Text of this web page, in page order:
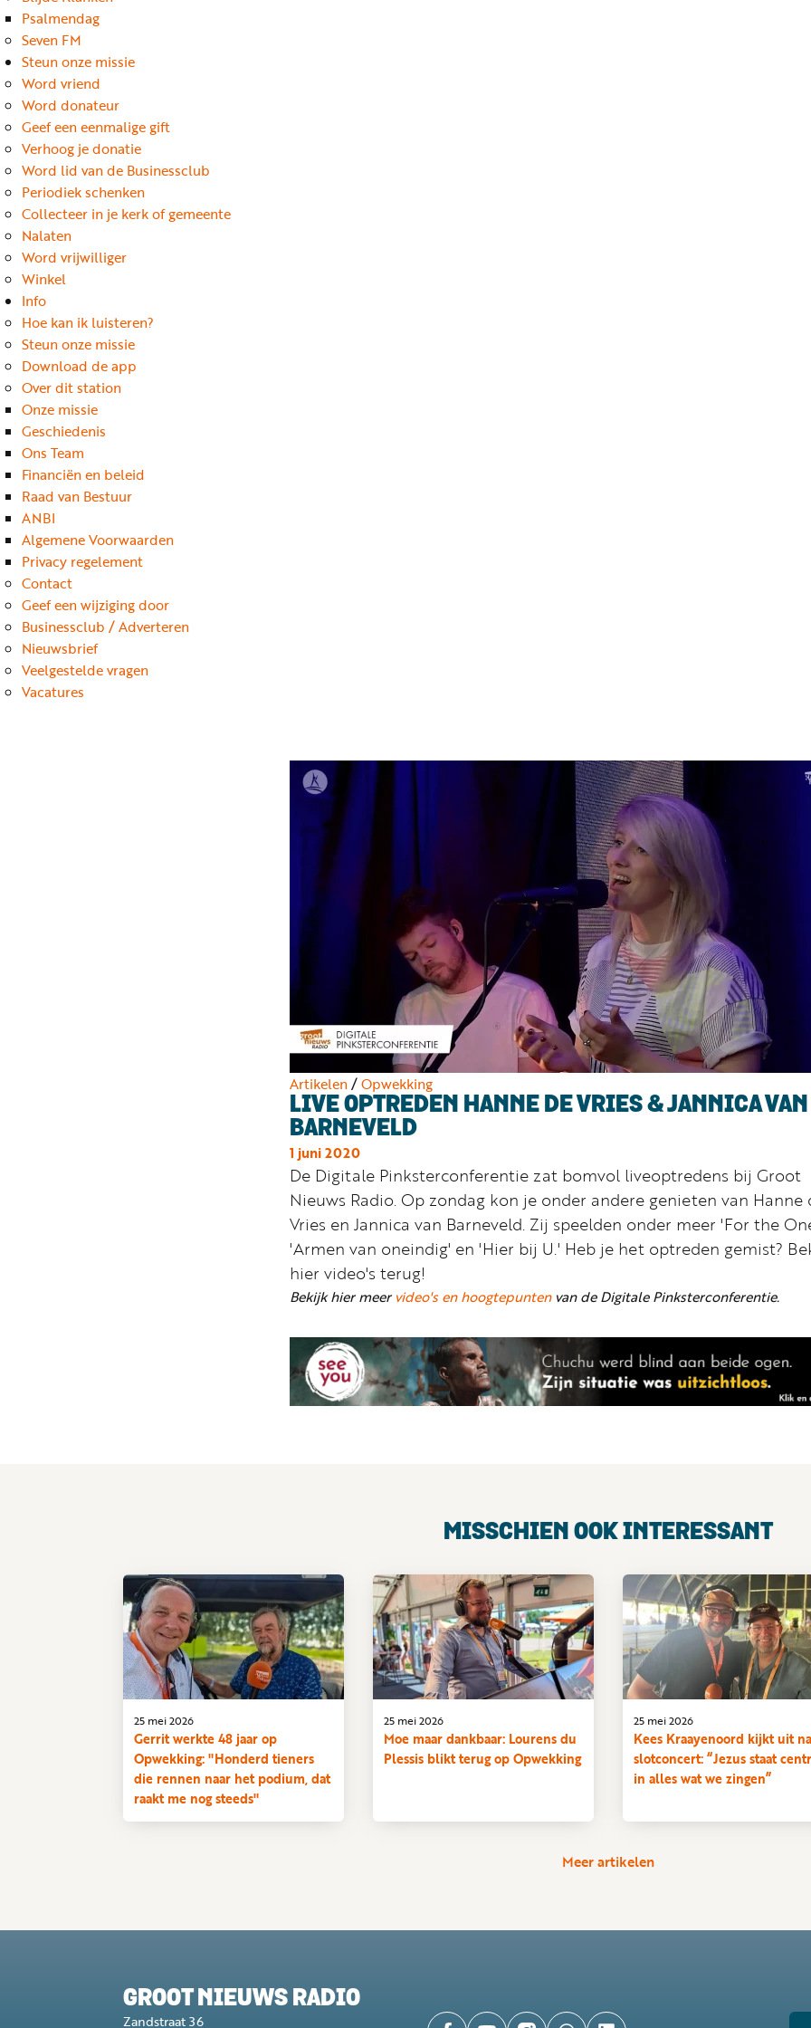
Psalmendag
Seven FM
Steun onze missie
Word vriend
Word donateur
Geef een eenmalige gift
Verhoog je donatie
Word lid van de Businessclub
Periodiek schenken
Collecteer in je kerk of gemeente
Nalaten
Word vrijwilliger
Winkel
Info
Hoe kan ik luisteren?
Steun onze missie
Download de app
Over dit station
Onze missie
Geschiedenis
Ons Team
Financiën en beleid
Raad van Bestuur
ANBI
Algemene Voorwaarden
Privacy regelement
Contact
Geef een wijziging door
Businessclub / Adverteren
Nieuwsbrief
Veelgestelde vragen
Vacatures
Artikelen/Opwekking
LIVE OPTREDEN HANNE DE VRIES & JANNICA VAN
BARNEVELD
1 juni 2020
De Digitale Pinksterconferentie zat bomvol liveoptredens bij Groot
Nieuws Radio. Op zondag kon je onder andere genieten van Hanne
Vries en Jannica van Barneveld. Zij speelden onder meer 'For the
'Armen van oneindig' en 'Hier bij U.' Heb je het optreden gemist?
hier video's terug!
Bekijk hier meervideo's en hoogtepuntenvan de Digitale Pinksterconferentie.
MISSCHIEN OOK INTERESSANT
Gerrit werkte 48 jaar op
Opwekking: "Honderd tieners
die rennen naar het podium, dat
raakt me nog steeds"
25 mei 2026
Moe maar dankbaar: Lourens du
Plessis blikt terug op Opwekking
25 mei 2026
Kees Kraayenoord kijkt uit
slotconcert: “Jezus staat
in alles wat we zingen”
25 mei 2026
Meer artikelen
GROOT NIEUWS RADIO
Zandstraat 36
nu
vriend
Businessclub
Adverteren
Winkel
Privacy
reglement
Algemene
voorwaarden